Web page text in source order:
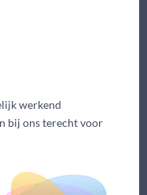
werkend
bij ons terecht voor